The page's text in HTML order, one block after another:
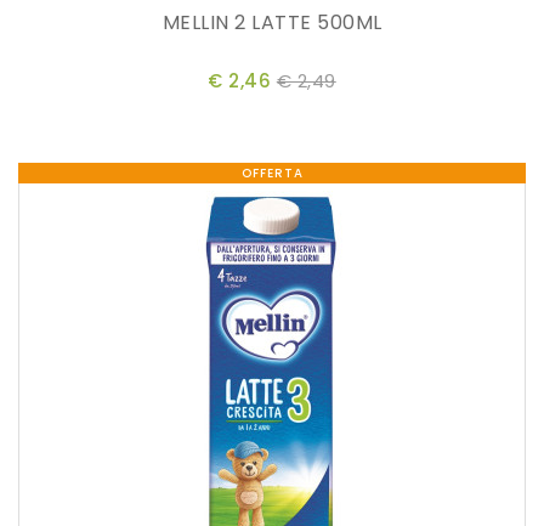
MELLIN 2 LATTE 500ML
€ 2,46 € 2,49
OFFERTA